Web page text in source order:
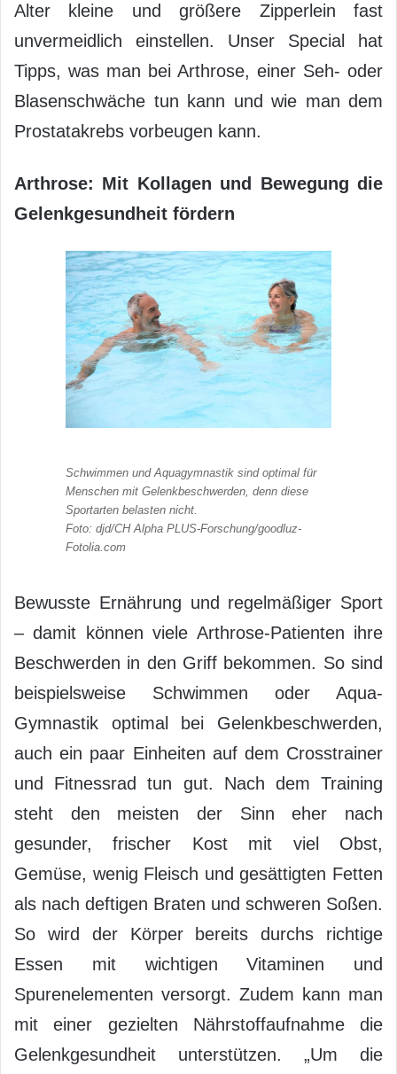
Alter kleine und größere Zipperlein fast
unvermeidlich einstellen. Unser Special hat
Tipps, was man bei Arthrose, einer Seh- oder
Blasenschwäche tun kann und wie man dem
Prostatakrebs vorbeugen kann.
Arthrose: Mit Kollagen und Bewegung die
Gelenkgesundheit fördern
Schwimmen und Aquagymnastik sind optimal für
Menschen mit Gelenkbeschwerden, denn diese
Sportarten belasten nicht.
Foto: djd/CH Alpha PLUS-Forschung/goodluz-
Fotolia.com
Bewusste Ernährung und regelmäßiger Sport
– damit können viele Arthrose-Patienten ihre
Beschwerden in den Griff bekommen. So sind
beispielsweise Schwimmen oder Aqua-
Gymnastik optimal bei Gelenkbeschwerden,
auch ein paar Einheiten auf dem Crosstrainer
und Fitnessrad tun gut. Nach dem Training
steht den meisten der Sinn eher nach
gesunder, frischer Kost mit viel Obst,
Gemüse, wenig Fleisch und gesättigten Fetten
als nach deftigen Braten und schweren Soßen.
So wird der Körper bereits durchs richtige
Essen mit wichtigen Vitaminen und
Spurenelementen versorgt. Zudem kann man
mit einer gezielten Nährstoffaufnahme die
Gelenkgesundheit unterstützen. „Um die